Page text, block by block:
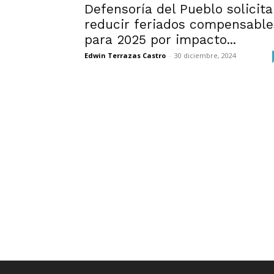
Defensoría del Pueblo solicita
reducir feriados
para 2025 por impacto...
Edwin Terrazas Castro - 30 diciembre, 2024